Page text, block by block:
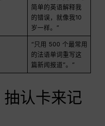
简单的英语解释我
的错误，就像我10
岁一样。”
“只用 500 个最常用
的法语单词重写这
篇新闻报道”。”
认卡来记